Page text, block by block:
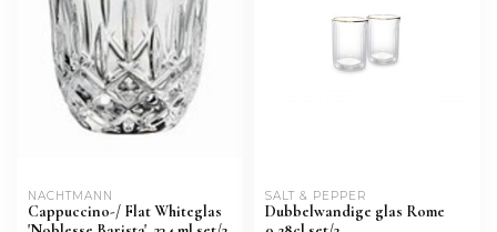
NACHTMANN
Cappuccino-/ Flat Whiteglas
SALT & PEPPER
Dubbelwandige glas Rome